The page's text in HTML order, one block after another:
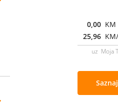
0,00
25,96
uz Moja